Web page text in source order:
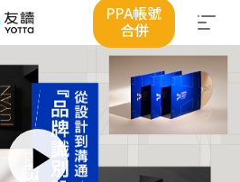
PPA帳號
合併